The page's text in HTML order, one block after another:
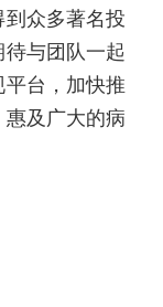
众多著名投
与团队一起
台，加快推
及广大的病